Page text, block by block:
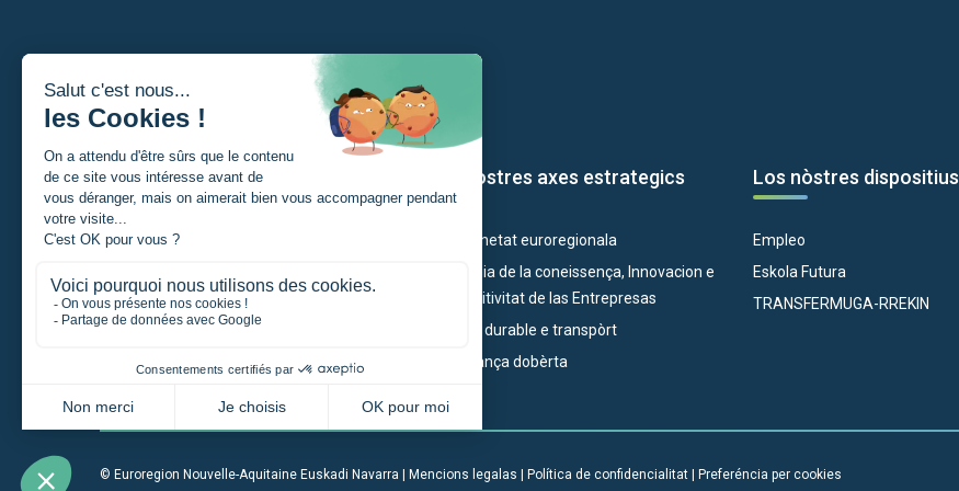
Soi
Un estudiant
Un portaire de projècte
Una institucion
Los nòstres axes estrategics
Ciutadanetat euroregionala
Economia de la coneissença, Innovacion e
Competitivitat de las Entrepresas
Territòri durable e transpòrt
Governança dobèrta
Los nòstres dispositius
Empleo
Eskola Futura
TRANSFERMUGA-RREKIN
© Euroregion Nouvelle-Aquitaine Euskadi Navarra | Mencions legalas Política de confidencialitat Preferéncia per cookies